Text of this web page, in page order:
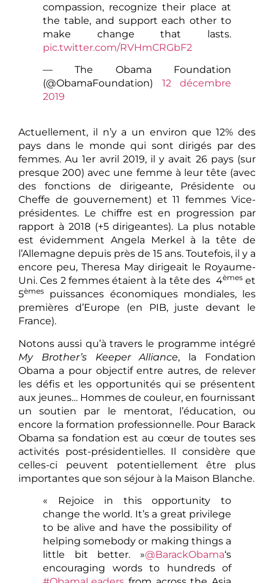
compassion, recognize their place at
the table, and support each other to
make change that lasts.
pic.twitter.com/RVHmCRGbF2
— The Obama Foundation
(@ObamaFoundation) 12 décembre
2019
Actuellement, il n’y a un environ que 12% des
pays dans le monde qui sont dirigés par des
femmes. Au 1er avril 2019, il y avait 26 pays (sur
presque 200) avec une femme à leur tête (avec
des fonctions de dirigeante, Présidente ou
Cheffe de gouvernement) et 11 femmes Vice-
présidentes. Le chiffre est en progression par
rapport à 2018 (+5 dirigeantes). La plus notable
est évidemment Angela Merkel à la tête de
l’Allemagne depuis près de 15 ans. Toutefois, il y a
encore peu, Theresa May dirigeait le Royaume-
Uni. Ces 2 femmes étaient à la tête des 4èmeset
5èmes
puissances économiques mondiales, les
premières d’Europe (en PIB, juste devant le
France).
Notons aussi qu’à travers le programme intégré
My Brother’s Keeper Alliance, la Fondation
Obama a pour objectif entre autres, de relever
les défis et les opportunités qui se présentent
aux jeunes… Hommes de couleur, en fournissant
un soutien par le mentorat, l’éducation, ou
encore la formation professionnelle. Pour Barack
Obama sa fondation est au cœur de toutes ses
activités post-présidentielles. Il considère que
celles-ci peuvent potentiellement être plus
importantes que son séjour à la Maison Blanche.
« Rejoice in this opportunity to
change the world. It’s a great privilege
to be alive and have the possibility of
helping somebody or making things a
little bit better. »@BarackObama‘s
encouraging words to hundreds of